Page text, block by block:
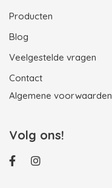
Producten
Blog
Veelgestelde vragen
Contact
Algemene voorwaarden
Volg ons!